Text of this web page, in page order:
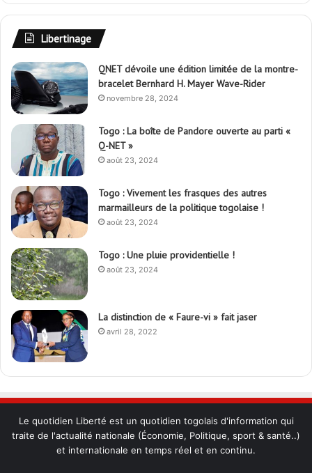
Libertinage
QNET dévoile une édition limitée de la montre-
bracelet Bernhard H. Mayer Wave-Rider
novembre 28, 2024
Togo : La boîte de Pandore ouverte au parti «
Q-NET »
août 23, 2024
Togo : Vivement les frasques des autres
marmailleurs de la politique togolaise !
août 23, 2024
Togo : Une pluie providentielle !
août 23, 2024
La distinction de « Faure-vi » fait jaser
avril 28, 2022
Le quotidien Liberté est un quotidien togolais d'information qui
traite de l'actualité nationale (Économie, Politique, sport & santé..)
et internationale en temps réel et en continu.